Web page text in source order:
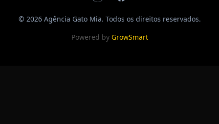
© 2026 Agência Gato Mia. Todos os direitos reservados.
Powered by GrowSmart